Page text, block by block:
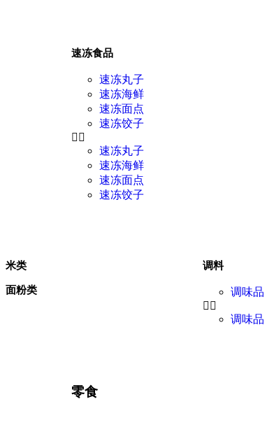
速冻食品
速冻丸子
速冻海鲜
速冻面点
速冻饺子
速冻丸子
速冻海鲜
速冻面点
速冻饺子
米类
面粉类
调料
调味品
调味品
零食